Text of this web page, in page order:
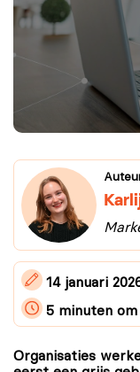
14 januari
5 minuten
Organisaties